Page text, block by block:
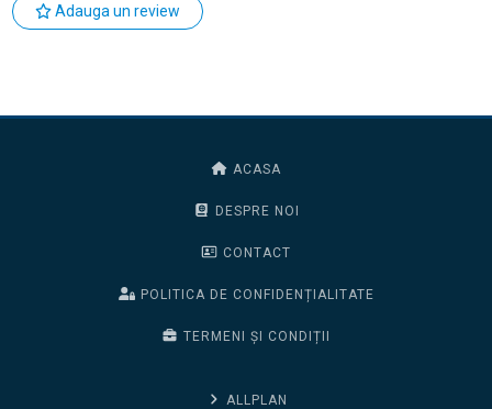
Adauga un review
ACASA
DESPRE NOI
CONTACT
POLITICA DE CONFIDENȚIALITATE
TERMENI ȘI CONDIȚII
ALLPLAN